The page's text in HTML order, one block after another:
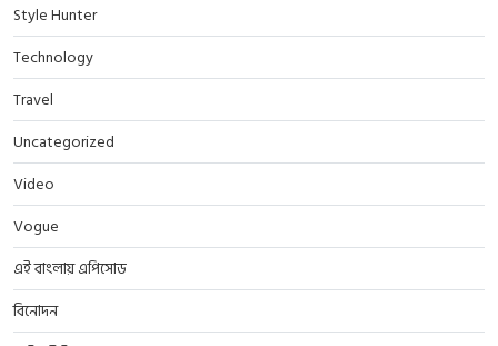
Style Hunter
Technology
Travel
Uncategorized
Video
Vogue
এই বাংলায় এপিসোড
বিনোদন